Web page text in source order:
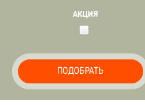
АКЦИЯ
ПОДОБРАТЬ